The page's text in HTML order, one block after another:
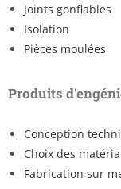
Joints gonflables
Isolation
Pièces moulées
Produits
Conception
Choix des
Fabrication sur